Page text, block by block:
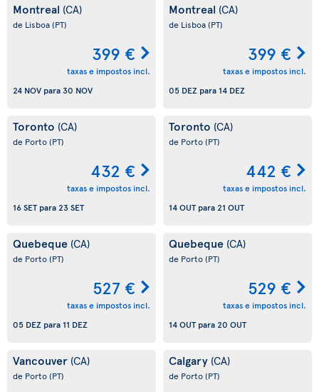
Montreal (CA)
de Lisboa(PT)
399 €
taxas e impostos incl.
24 NOV para 30 NOV
Montreal (CA)
de Lisboa(PT)
399 €
taxas e impostos incl.
05 DEZ para 14 DEZ
Toronto (CA)
de Porto(PT)
432 €
taxas e impostos incl.
16 SETpara23 SET
Toronto (CA)
de Porto(PT)
442 €
taxas e impostos incl.
14 OUTpara21 OUT
Quebeque (CA)
de Porto(PT)
527 €
taxas e impostos incl.
05 DEZ para 11 DEZ
Quebeque (CA)
de Porto(PT)
529 €
taxas e impostos incl.
14 OUTpara20 OUT
Vancouver (CA)
de Porto(PT)
Calgary (CA)
de Porto(PT)